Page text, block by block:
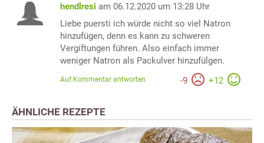
hendlresi am 06.12.2020 um 13:28 Uhr
Liebe puersti ich würde nicht so viel Natron
hinzufügen, denn es kann zu schweren
Vergiftungen führen. Also einfach immer
weniger Natron als Packulver hinzufülgen.
-9 +12
Auf Kommentar antworten
ÄHNLICHE REZEPTE